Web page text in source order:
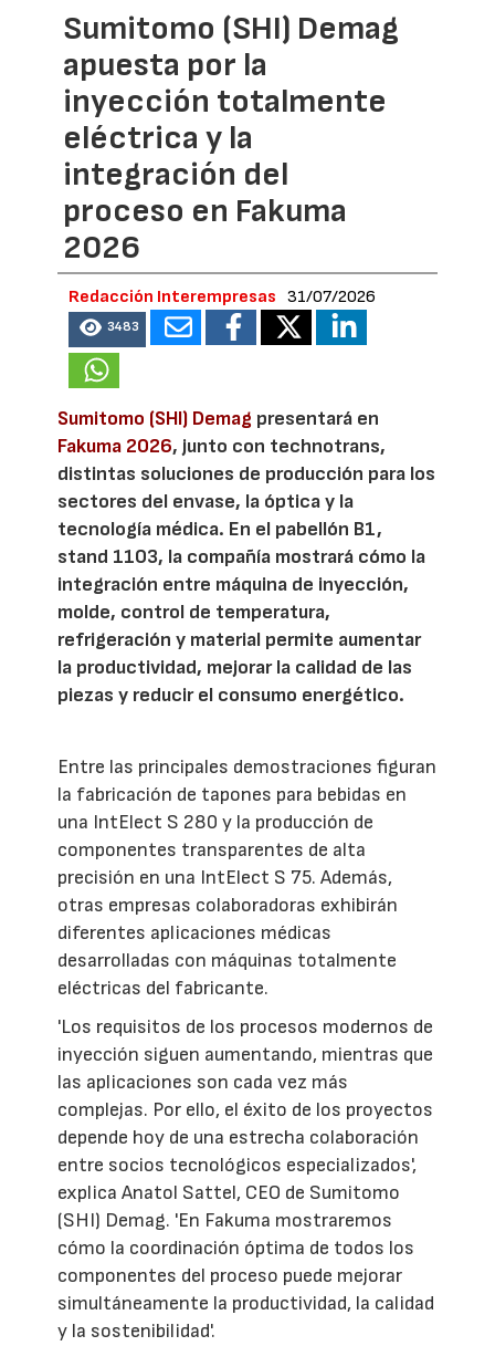
Sumitomo (SHI) Demag
apuesta por la
inyección totalmente
eléctrica y la
integración del
proceso en Fakuma
2026
Redacción Interempresas 31/07/2026
3483
Sumitomo (SHI) Demag presentará en
Fakuma 2026, junto con technotrans,
distintas soluciones de producción para los
sectores del envase, la óptica y la
tecnología médica. En el pabellón B1,
stand 1103, la compañía mostrará cómo la
integración entre máquina de inyección,
molde, control de temperatura,
refrigeración y material permite aumentar
la productividad, mejorar la calidad de las
piezas y reducir el consumo energético.
Entre las principales demostraciones figuran
la fabricación de tapones para bebidas en
una IntElect S 280 y la producción de
componentes transparentes de alta
precisión en una IntElect S 75. Además,
otras empresas colaboradoras exhibirán
diferentes aplicaciones médicas
desarrolladas con máquinas totalmente
eléctricas del fabricante.
'Los requisitos de los procesos modernos de
inyección siguen aumentando, mientras que
las aplicaciones son cada vez más
complejas. Por ello, el éxito de los proyectos
depende hoy de una estrecha colaboración
entre socios tecnológicos especializados',
explica Anatol Sattel, CEO de Sumitomo
(SHI) Demag. 'En Fakuma mostraremos
cómo la coordinación óptima de todos los
componentes del proceso puede mejorar
simultáneamente la productividad, la calidad
y la sostenibilidad'.